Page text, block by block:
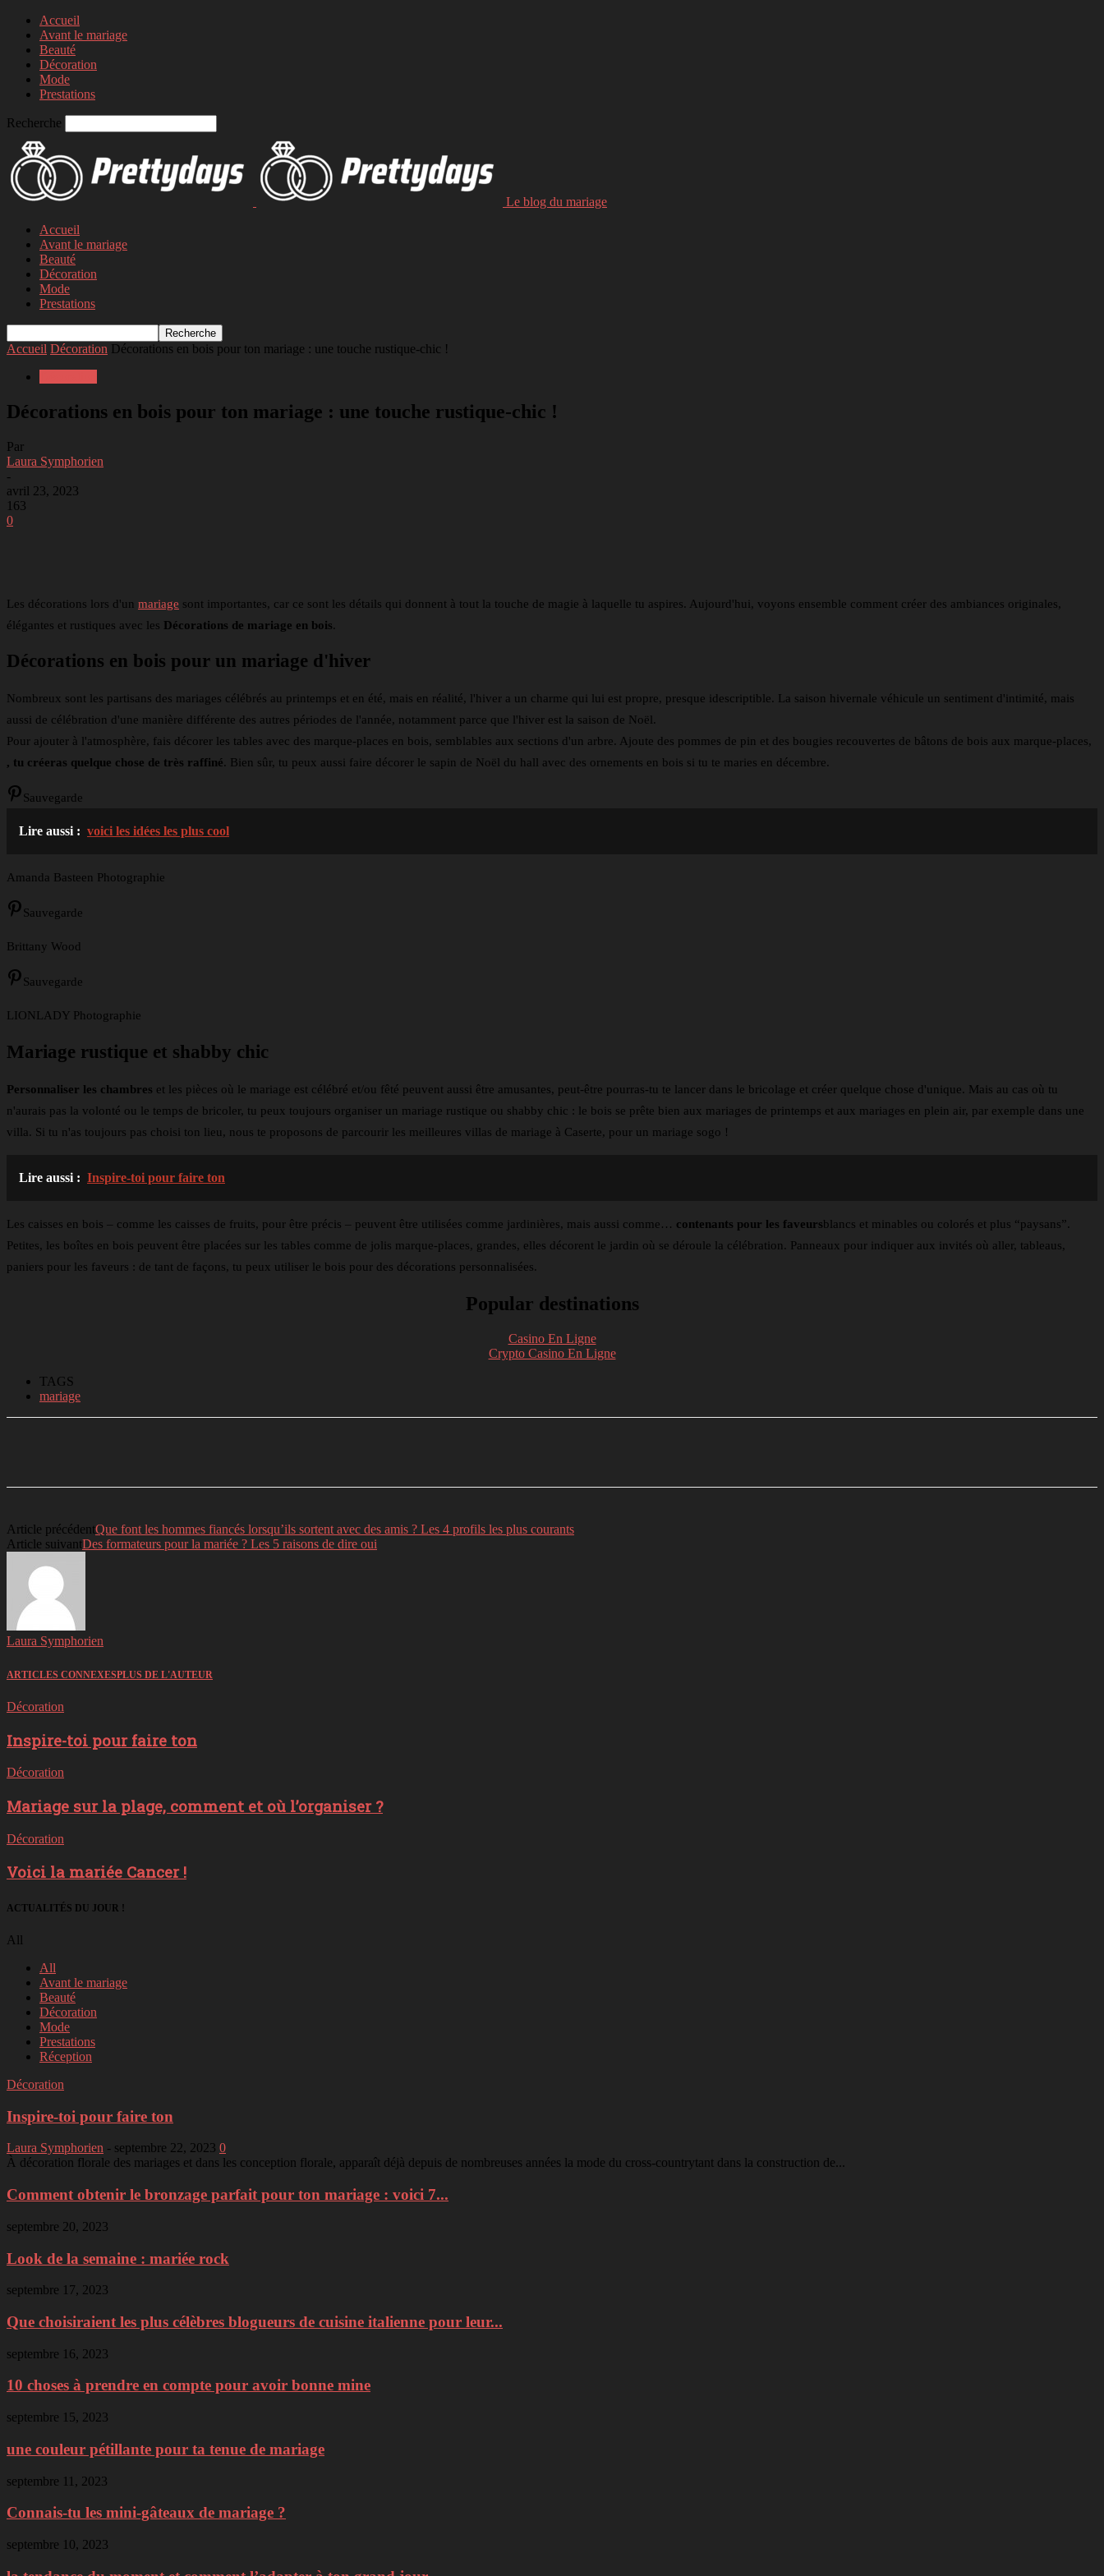
Accueil
Avant le mariage
Beauté
Décoration
Mode
Prestations
Recherche
Le blog du mariage
Accueil
Avant le mariage
Beauté
Décoration
Mode
Prestations
Accueil Décoration Décorations en bois pour ton mariage : une touche rustique-chic !
Décorations en bois pour ton mariage : une touche rustique-chic !
Par
Laura Symphorien
-
avril 23, 2023
163
0
Les décorations lors d'un mariage sont importantes, car ce sont les détails qui donnent à tout la touche de magie à laquelle tu aspires. Aujourd'hui, voyons ensemble comment créer des ambiances originales,
élégantes et rustiques avec les Décorations de mariage en bois.
Décorations en bois pour un mariage d'hiver
Nombreux sont les partisans des mariages célébrés au printemps et en été, mais en réalité, l'hiver a un charme qui lui est propre, presque idescriptible. La saison hivernale véhicule un sentiment d'intimité, mais
aussi de célébration d'une manière différente des autres périodes de l'année, notamment parce que l'hiver est la saison de Noël.
Pour ajouter à l'atmosphère, fais décorer les tables avec des marque-places en bois, semblables aux sections d'un arbre. Ajoute des pommes de pin et des bougies recouvertes de bâtons de bois aux marque-places,
, tu créeras quelque chose de très raffiné. Bien sûr, tu peux aussi faire décorer le sapin de Noël du hall avec des ornements en bois si tu te maries en décembre.
Sauvegarde
Lire aussi : voici les idées les plus cool
Amanda Basteen Photographie
Sauvegarde
Brittany Wood
Sauvegarde
LIONLADY Photographie
Mariage rustique et shabby chic
Personnaliser les chambres et les pièces où le mariage est célébré et/ou fêté peuvent aussi être amusantes, peut-être pourras-tu te lancer dans le bricolage et créer quelque chose d'unique. Mais au cas où tu
n'aurais pas la volonté ou le temps de bricoler, tu peux toujours organiser un mariage rustique ou shabby chic : le bois se prête bien aux mariages de printemps et aux mariages en plein air, par exemple dans une
villa. Si tu n'as toujours pas choisi ton lieu, nous te proposons de parcourir les meilleures villas de mariage à Caserte, pour un mariage sogo !
Lire aussi : Inspire-toi pour faire ton
Les caisses en bois – comme les caisses de fruits, pour être précis – peuvent être utilisées comme jardinières, mais aussi comme… contenants pour les faveursblancs et minables ou colorés et plus “paysans”.
Petites, les boîtes en bois peuvent être placées sur les tables comme de jolis marque-places, grandes, elles décorent le jardin où se déroule la célébration. Panneaux pour indiquer aux invités où aller, tableaus,
paniers pour les faveurs : de tant de façons, tu peux utiliser le bois pour des décorations personnalisées.
Popular destinations
Casino En Ligne
Crypto Casino En Ligne
TAGS
mariage
Article précédentQue font les hommes fiancés lorsqu’ils sortent avec des amis ? Les 4 profils les plus courants
Article suivantDes formateurs pour la mariée ? Les 5 raisons de dire oui
Laura Symphorien
ARTICLES CONNEXESPLUS DE L'AUTEUR
Décoration
Inspire-toi pour faire ton
Décoration
Mariage sur la plage, comment et où l’organiser ?
Décoration
Voici la mariée Cancer !
ACTUALITÉS DU JOUR !
All
All
Avant le mariage
Beauté
Décoration
Mode
Prestations
Réception
Décoration
Inspire-toi pour faire ton
Laura Symphorien - septembre 22, 2023 0
À décoration florale des mariages et dans les conception florale, apparaît déjà depuis de nombreuses années la mode du cross-countrytant dans la construction de...
Comment obtenir le bronzage parfait pour ton mariage : voici 7...
septembre 20, 2023
Look de la semaine : mariée rock
septembre 17, 2023
Que choisiraient les plus célèbres blogueurs de cuisine italienne pour leur...
septembre 16, 2023
10 choses à prendre en compte pour avoir bonne mine
septembre 15, 2023
une couleur pétillante pour ta tenue de mariage
septembre 11, 2023
Connais-tu les mini-gâteaux de mariage ?
septembre 10, 2023